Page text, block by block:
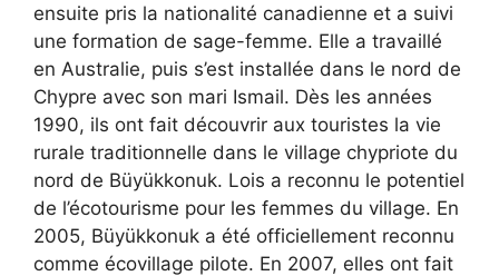
ensuite pris la nationalité canadienne et a suivi
une formation de sage-femme. Elle a travaillé
en Australie, puis s’est installée dans le nord de
Chypre avec son mari Ismail. Dès les années
1990, ils ont fait découvrir aux touristes la vie
rurale traditionnelle dans le village chypriote du
nord de Büyükkonuk. Lois a reconnu le potentiel
de l’écotourisme pour les femmes du village. En
2005, Büyükkonuk a été officiellement reconnu
comme écovillage pilote. En 2007, elles ont fait